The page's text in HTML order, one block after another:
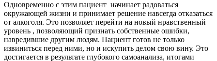
Одновременно с этим пациент начинает радоваться
окружающей жизни и принимает решение навсегда отказаться
от алкоголя. Это позволяет перейти на новый нравственный
уровень , позволяющий признать собственные ошибки,
навредившие другим людям. Пациент готов не только
извиниться перед ними, но и искупить делом свою вину. Это
достигается в результате глубокого самоанализа, итогами